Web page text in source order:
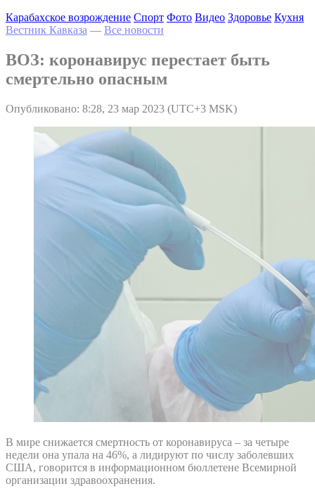
Карабахское возрождение Спорт Фото Видео Здоровье Кухня
Вестник Кавказа — Все новости
ВОЗ: коронавирус перестает быть
смертельно опасным
Опубликовано: 8:28, 23 мар 2023 (UTC+3 MSK)
В мире снижается смертность от коронавируса – за четыре
недели она упала на 46%, а лидируют по числу заболевших
США, говорится в информационном бюллетене Всемирной
организации здравоохранения.